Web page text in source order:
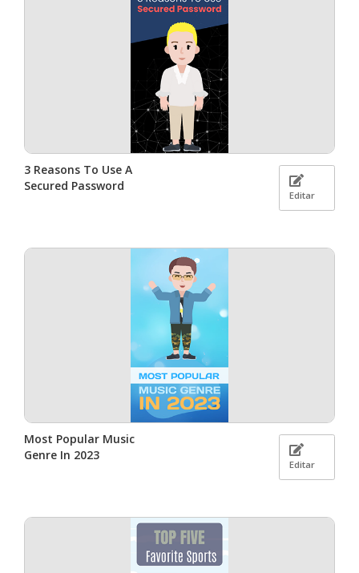
3 Reasons To Use A
Secured Password
Editar
Most Popular Music
Genre In 2023
Editar